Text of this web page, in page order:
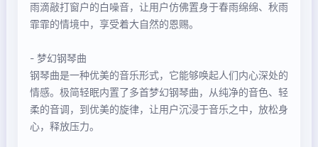
雨滴敲打窗户的白噪音，让用户仿佛置身于春雨绵绵、秋雨
霏霏的情境中，享受着大自然的恩赐。
- 梦幻钢琴曲
钢琴曲是一种优美的音乐形式，它能够唤起人们内心深处的
情感。极简轻眠内置了多首梦幻钢琴曲，从纯净的音色、轻
柔的音调，到优美的旋律，让用户沉浸于音乐之中，放松身
心，释放压力。